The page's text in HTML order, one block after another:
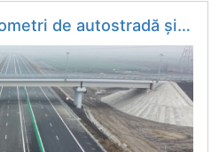
vor fi dați în trafic în 2026. Irinel Scrioşteanu: Va fi un an record